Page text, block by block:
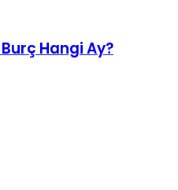
Hangi Ay?